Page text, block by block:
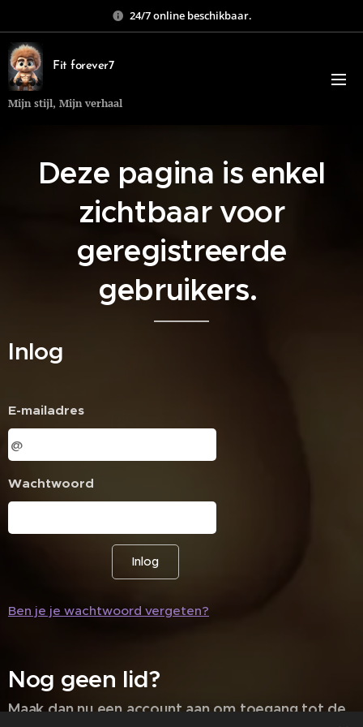
24/7 online beschikbaar.
Fit forever7
Mijn stijl, Mijn verhaal
Deze pagina is enkel
zichtbaar voor
geregistreerde
gebruikers.
Inlog
E-mailadres
Wachtwoord
Inlog
Ben je je wachtwoord vergeten?
Nog geen lid?
Maak dan nu een account aan om toegang tot de